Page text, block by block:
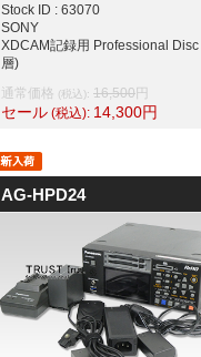
Stock ID : 63070
SONY
XDCAM記録用 Professional Disc
層)
通常価格 (税込): 16,500円
セール (税込): 14,300円
AG-HPD24